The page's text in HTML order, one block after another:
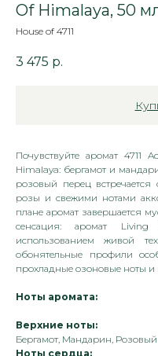
Of Himalaya, 50
House of 4711
3 475 р.
Почувствуйте аромат 4711
Himalaya: бергамот и
розовый перец
розы и свежими нотами
плане аромат завершается
сенсация: аромат
использованием живой
обонятельные профили
прохладные озоновые ноты и
Ноты аромата:
Верхние ноты:
Бергамот, Мандарин,
Ноты сердца: